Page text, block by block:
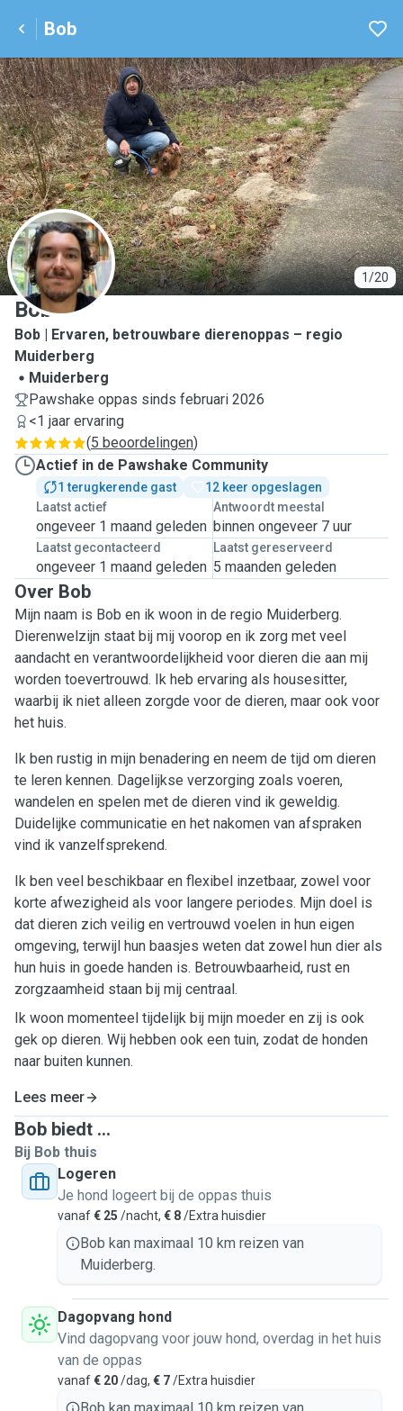
Bob
1/20
B
Bob
Bob | Ervaren, betrouwbare dierenoppas – regio
Muiderberg
Muiderberg
Pawshake oppas sinds februari 2026
<1 jaar ervaring
(5 beoordelingen)
Actief in de Pawshake Community
1 terugkerende gast
12 keer opgeslagen
Laatst actief
ongeveer 1 maand geleden
Antwoordt meestal
binnen ongeveer 7 uur
Laatst gecontacteerd
ongeveer 1 maand geleden
Laatst gereserveerd
5 maanden geleden
Over Bob
Mijn naam is Bob en ik woon in de regio Muiderberg.
Dierenwelzijn staat bij mij voorop en ik zorg met veel
aandacht en verantwoordelijkheid voor dieren die aan mij
worden toevertrouwd. Ik heb ervaring als housesitter,
waarbij ik niet alleen zorgde voor de dieren, maar ook voor
het huis.
Ik ben rustig in mijn benadering en neem de tijd om dieren
te leren kennen. Dagelijkse verzorging zoals voeren,
wandelen en spelen met de dieren vind ik geweldig.
Duidelijke communicatie en het nakomen van afspraken
vind ik vanzelfsprekend.
Ik ben veel beschikbaar en flexibel inzetbaar, zowel voor
korte afwezigheid als voor langere periodes. Mijn doel is
dat dieren zich veilig en vertrouwd voelen in hun eigen
omgeving, terwijl hun baasjes weten dat zowel hun dier als
hun huis in goede handen is. Betrouwbaarheid, rust en
zorgzaamheid staan bij mij centraal.
Ik woon momenteel tijdelijk bij mijn moeder en zij is ook
gek op dieren. Wij hebben ook een tuin, zodat de honden
naar buiten kunnen.
Lees meer
Bob biedt ...
Bij Bob thuis
Logeren
Je hond logeert bij de oppas thuis
vanaf€ 25 /nacht, € 8/Extra huisdier
Bob kan maximaal 10 km reizen van
Muiderberg.
Dagopvang hond
Vind dagopvang voor jouw hond, overdag in het huis
van de oppas
vanaf€ 20/dag, € 7/Extra huisdier